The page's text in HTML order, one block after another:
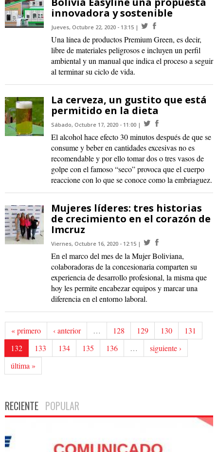
innovadora y sostenible
Jueves, Octubre 22, 2020 - 13:15
Una línea de productos Premium Green, es decir,
libre de materiales peligrosos e incluyen un perfil
ambiental y un manual que indica el proceso a seguir
al terminar su ciclo de vida.
La cerveza, un gustito que está
permitido en la dieta
Sábado, Octubre 17, 2020 - 11:00
El alcohol hace efecto 30 minutos después de que se
consume y beber en cantidades excesivas no es
recomendable y por ello tomar dos o tres vasos de
golpe con el famoso “seco” provoca que el cuerpo
reaccione con lo que se conoce como la embriaguez.
Mujeres líderes: tres historias
de crecimiento en el corazón de
Imcruz
Viernes, Octubre 16, 2020 - 12:15
En el marco del mes de la Mujer Boliviana,
colaboradoras de la concesionaria comparten su
experiencia de desarrollo profesional, la misma que
hoy les permite encabezar equipos y marcar una
diferencia en el entorno laboral.
« primero ‹ anterior … 128 129 130
131
132
133 134 135 136 …
siguiente ›
última »
RECIENTE POPULAR